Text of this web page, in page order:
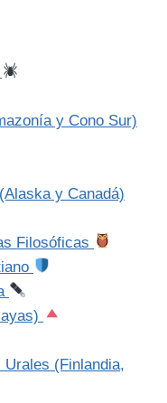
y Cono Sur)
y Canadá)
Filosóficas
(Finlandia,